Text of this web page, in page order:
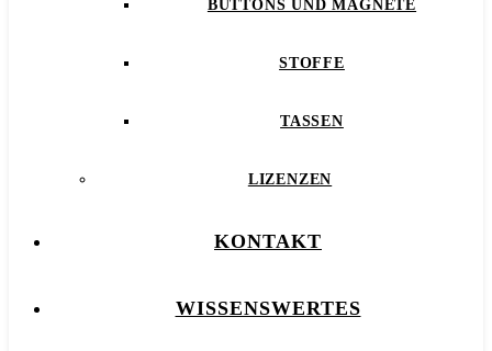
BUTTONS UND MAGNETE
STOFFE
TASSEN
LIZENZEN
KONTAKT
WISSENSWERTES